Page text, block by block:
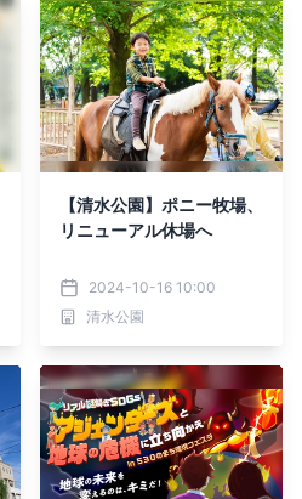
【清水公園】ポニー牧場、
リニューアル休場へ
2024-10-16 10:00
清水公園